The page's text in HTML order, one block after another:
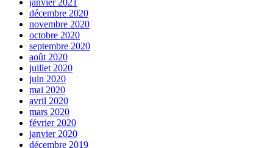
janvier 2021
décembre 2020
novembre 2020
octobre 2020
septembre 2020
août 2020
juillet 2020
juin 2020
mai 2020
avril 2020
mars 2020
février 2020
janvier 2020
décembre 2019